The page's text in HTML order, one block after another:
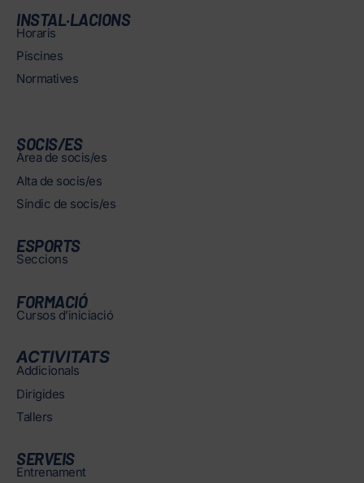
INSTAL·LACIONS
Horaris
Piscines
Normatives
SOCIS/ES
Àrea de socis/es
Alta de socis/es
Síndic de socis/es
ESPORTS
Seccions
FORMACIÓ
Cursos d’iniciació
ACTIVITATS
Addicionals
Dirigides
Tallers
SERVEIS
Entrenament